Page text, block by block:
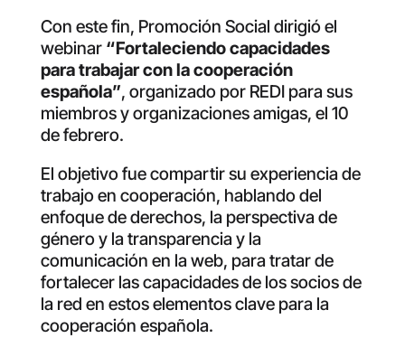
Con este fin, Promoción Social dirigió el
webinar “Fortaleciendo capacidades
para trabajar con la cooperación
española”, organizado por REDI para sus
miembros y organizaciones amigas, el 10
de febrero.
El objetivo fue compartir su experiencia de
trabajo en cooperación, hablando del
enfoque de derechos, la perspectiva de
género y la transparencia y la
comunicación en la web, para tratar de
fortalecer las capacidades de los socios de
la red en estos elementos clave para la
cooperación española.